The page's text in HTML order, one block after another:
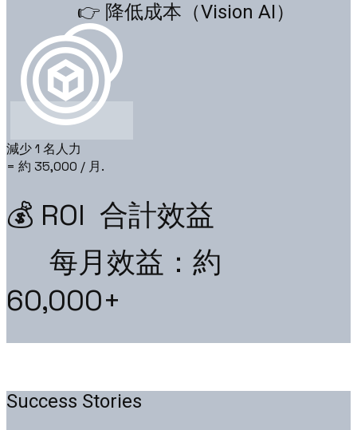
👉 降低成本（Vision AI）
減少 1 名人力
= 約 35,000 / 月.
💰 ROI 合計效益
每月效益：約
60,000+
Success Stories